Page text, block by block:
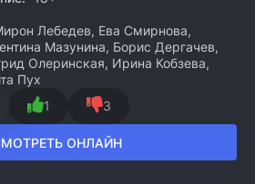
Лебедев, Ева Смирнова,
Мазунина, Борис Дергачев,
Олеринская, Ирина Кобзева,
Пух
1 3
ОНЛАЙН